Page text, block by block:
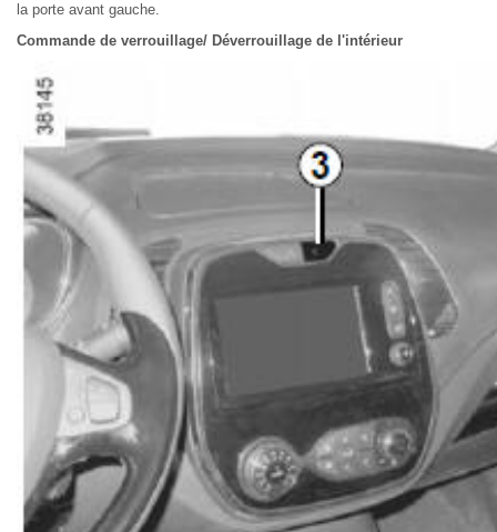
la porte avant gauche.
Commande de verrouillage/ Déverrouillage de l'intérieur